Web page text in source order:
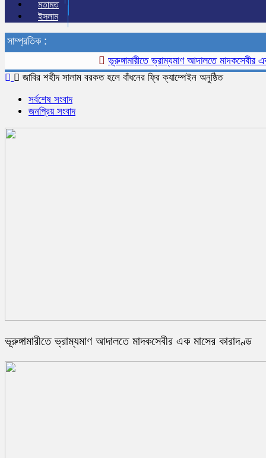
মতামত
ইসলাম
সাম্প্রতিক :
ভূরুঙ্গামারীতে ভ্রাম্যমাণ আদালতে মাদকসেবীর এক
জাবির শহীদ সালাম বরকত হলে বাঁধনের ফ্রি ক্যাম্পেইন অনুষ্ঠিত
সর্বশেষ সংবাদ
জনপ্রিয় সংবাদ
ভূরুঙ্গামারীতে ভ্রাম্যমাণ আদালতে মাদকসেবীর এক মাসের কারাদণ্ড